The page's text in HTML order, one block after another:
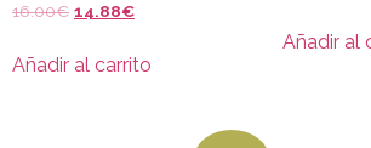
16.00€ 14.88€
Añadir al carrito
Añadir al